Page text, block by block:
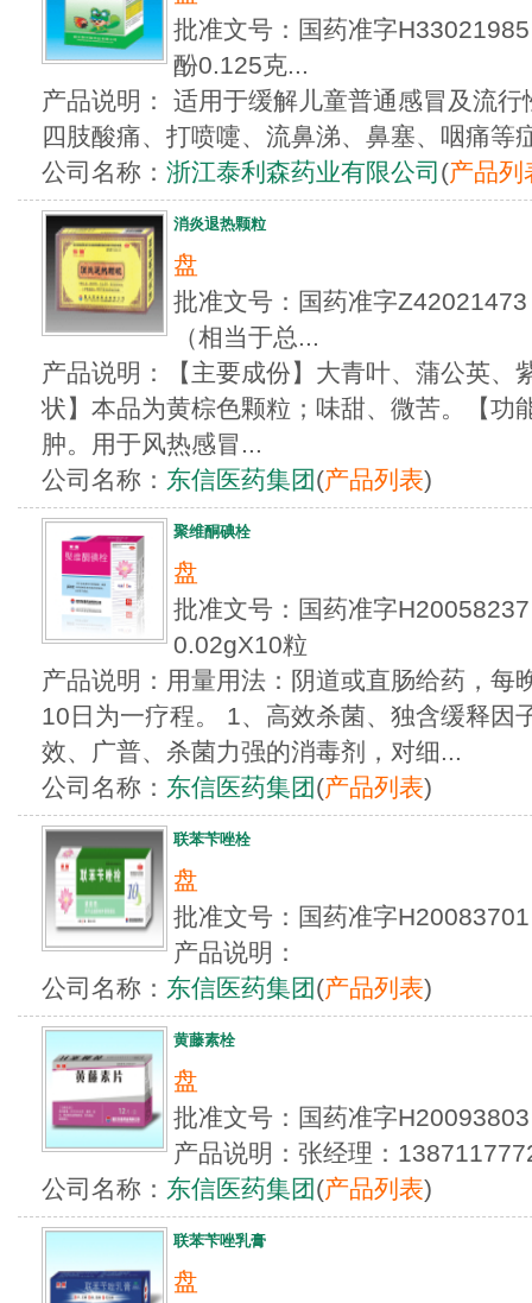
批准文号：国药准字
酚0.125克...
产品说明： 适用于缓解儿童普通感冒及流
四肢酸痛、打喷嚏、流鼻涕、鼻塞、咽痛等
公司名称： 浙江泰利森药业有限公司 (产品列
消炎退热颗粒
盘
批准文号：国药准字
（相当于总...
产品说明：【主要成份】大青叶、蒲公英
状】本品为黄棕色颗粒；味甜、微苦。【功
肿。用于风热感冒...
公司名称： 东信医药集团(产品列表)
聚维酮碘栓
盘
批准文号：国药准字
0.02gX10粒
产品说明：用量用法：阴道或直肠给药，
10日为一疗程。 1、高效杀菌、独含缓释因
效、广普、杀菌力强的消毒剂，对细...
公司名称： 东信医药集团(产品列表)
联苯苄唑栓
盘
批准文号：国药准字
产品说明：
公司名称： 东信医药集团(产品列表)
黄藤素栓
盘
批准文号：国药准字
产品说明：张经理：
公司名称： 东信医药集团(产品列表)
联苯苄唑乳膏
盘